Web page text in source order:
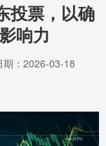
投票，以确
响力
期：2026-03-18